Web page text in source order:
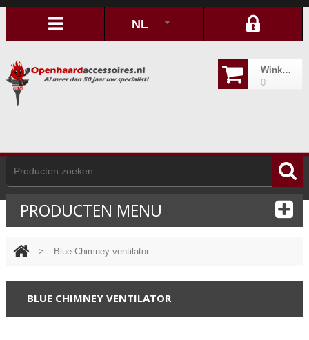
Winkelwagen
0
NL
PRODUCTEN MENU
> Blue Chimney ventilator
BLUE CHIMNEY VENTILATOR